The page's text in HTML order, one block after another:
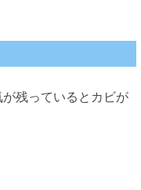
残っているとカビが